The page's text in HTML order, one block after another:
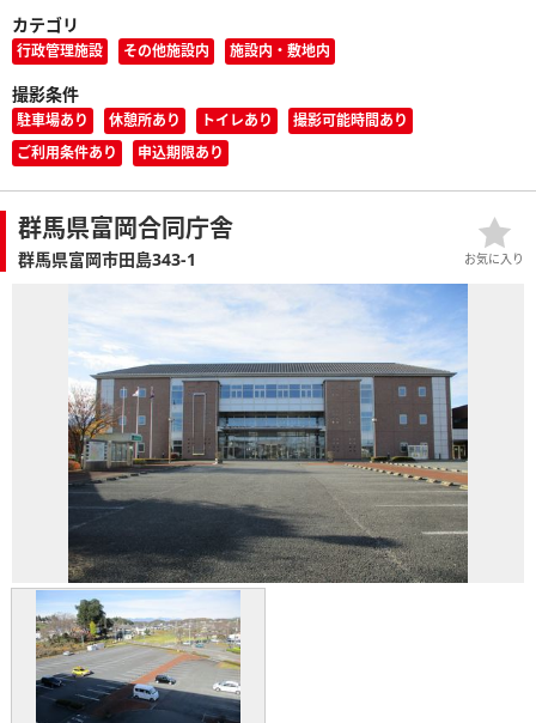
カテゴリ
行政管理施設 その他施設内 施設内・敷地内
撮影条件
駐車場あり 休憩所あり トイレあり
撮影可能時間あり
ご利用条件あり
申込期限あり
群馬県富岡合同庁舎
群馬県富岡市田島343-1 お気に入り